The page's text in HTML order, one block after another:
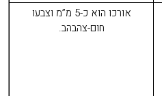
אורכו הוא כ-5 מ”מ וצבעו
חום-צהבהב.